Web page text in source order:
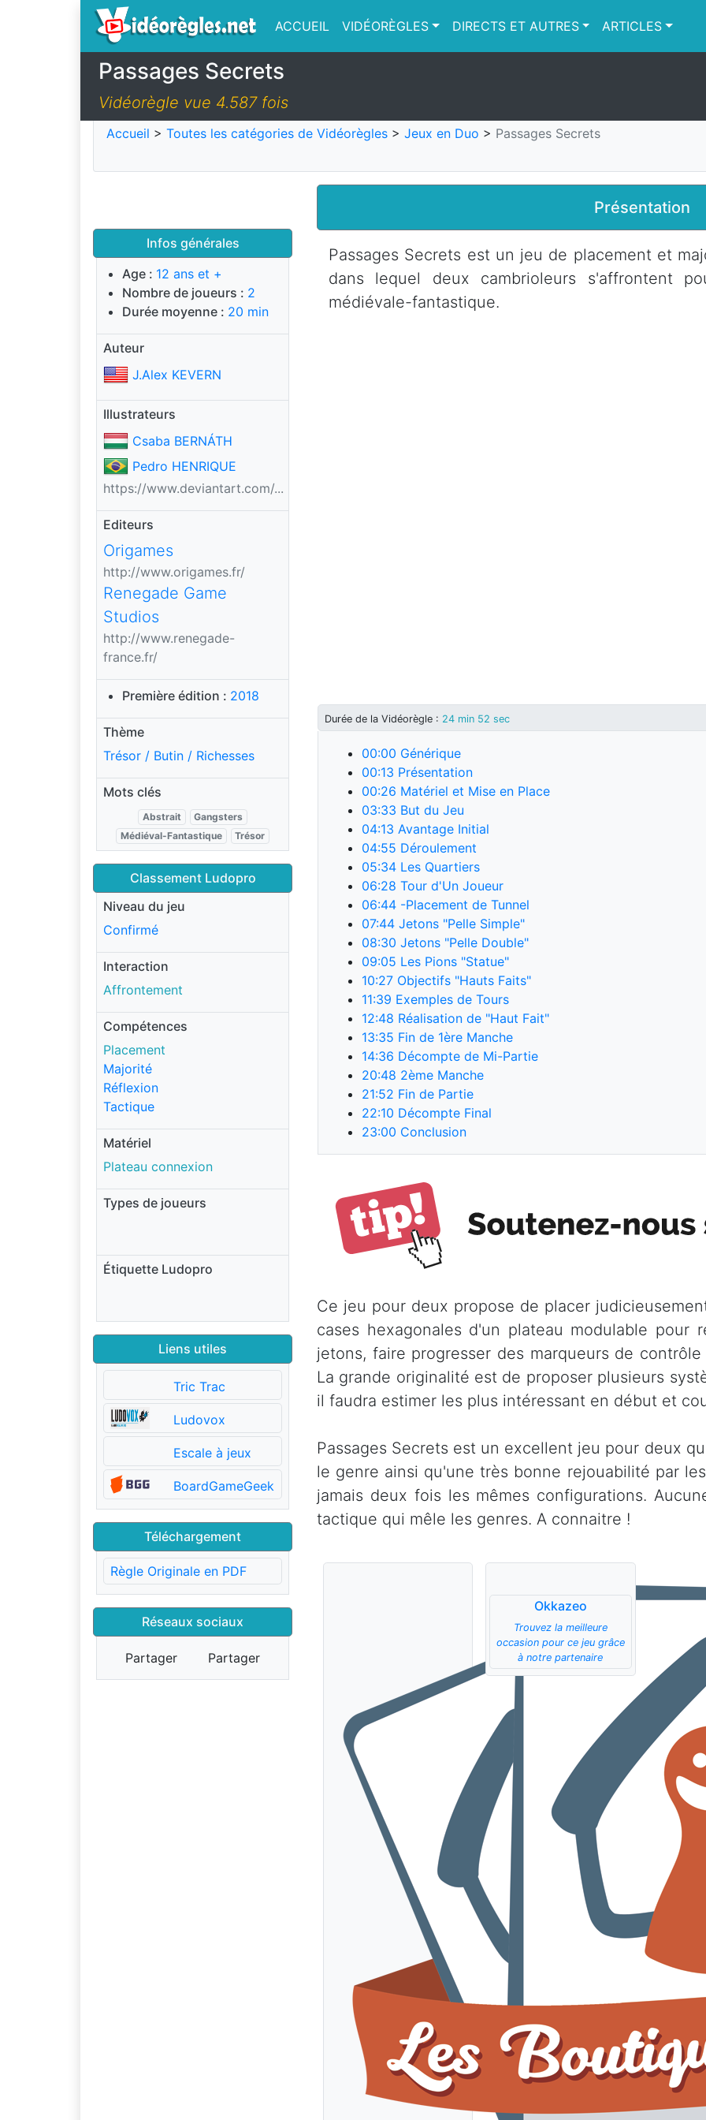
ACCUEIL VIDÉORÈGLES DIRECTS ET AUTRES ARTICLES
Passages Secrets
Vidéorègle vue 4.587 fois
Accueil > Toutes les catégories de Vidéorègles > Jeux en Duo > Passages Secrets
Infos générales
Age : 12 ans et +
Nombre de joueurs : 2
Durée moyenne : 20 min
Auteur
J.Alex KEVERN
Illustrateurs
Csaba BERNÁTH
Pedro HENRIQUE
https://www.deviantart.com/...
Editeurs
Origames
http://www.origames.fr/
Renegade Game
Studios
http://www.renegade-
france.fr/
Première édition : 2018
Thème
Trésor / Butin / Richesses
Mots clés
Abstrait
Gangsters
Médiéval-Fantastique
Trésor
Classement Ludopro
Niveau du jeu
Confirmé
Interaction
Affrontement
Compétences
Placement
Majorité
Réflexion
Tactique
Matériel
Plateau connexion
Types de joueurs
Étiquette Ludopro
Liens utiles
Tric Trac
Ludovox
Escale à jeux
BoardGameGeek
Téléchargement
Règle Originale en PDF
Réseaux sociaux
Partager Partager
Présentation
Passages Secrets est un jeu de placement et
dans lequel deux cambrioleurs s'affrontent
médiévale-fantastique.
Durée de la Vidéorègle : 24 min 52 sec
00:00 Générique
00:13 Présentation
00:26 Matériel et Mise en Place
03:33 But du Jeu
04:13 Avantage Initial
04:55 Déroulement
05:34 Les Quartiers
06:28 Tour d'Un Joueur
06:44 -Placement de Tunnel
07:44 Jetons "Pelle Simple"
08:30 Jetons "Pelle Double"
09:05 Les Pions "Statue"
10:27 Objectifs "Hauts Faits"
11:39 Exemples de Tours
12:48 Réalisation de "Haut Fait"
13:35 Fin de 1ère Manche
14:36 Décompte de Mi-Partie
20:48 2ème Manche
21:52 Fin de Partie
22:10 Décompte Final
23:00 Conclusion
Ce jeu pour deux propose de placer
cases hexagonales d'un plateau modulable pour
jetons, faire progresser des marqueurs de
La grande originalité est de proposer plusieurs
il faudra estimer les plus intéressant en début et
Passages Secrets est un excellent jeu pour deux
le genre ainsi qu'une très bonne rejouabilité par
jamais deux fois les mêmes configurations.
tactique qui mêle les genres. A connaitre !
Okkazeo
Trouvez la meilleure
occasion pour ce jeu grâce
à notre partenaire